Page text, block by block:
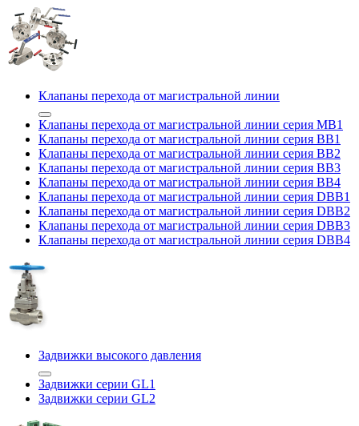
Клапаны перехода от магистральной линии
Клапаны перехода от магистральной линии серия MB1
Клапаны перехода от магистральной линии серия BB1
Клапаны перехода от магистральной линии серия BB2
Клапаны перехода от магистральной линии серия BB3
Клапаны перехода от магистральной линии серия BB4
Клапаны перехода от магистральной линии серия DBB1
Клапаны перехода от магистральной линии серия DBB2
Клапаны перехода от магистральной линии серия DBB3
Клапаны перехода от магистральной линии серия DBB4
Задвижки высокого давления
Задвижки серии GL1
Задвижки серии GL2